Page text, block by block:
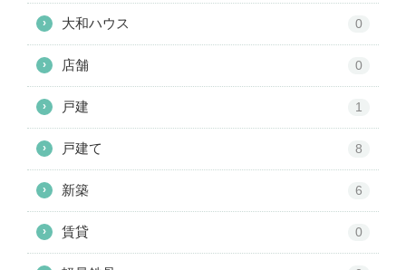
› 大和ハウス 0
› 店舗 0
› 戸建 1
› 戸建て 8
› 新築 6
› 賃貸 0